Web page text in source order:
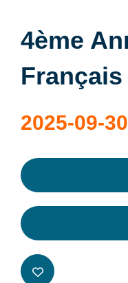
4ème
2025-09-30